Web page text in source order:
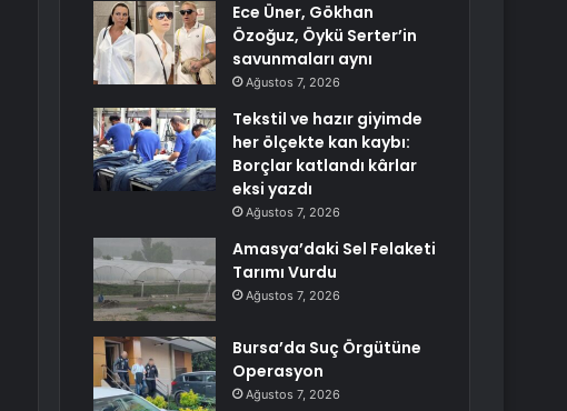
Ece Üner, Gökhan
Özoğuz, Öykü Serter’in
savunmaları aynı
Ağustos 7, 2026
Tekstil ve hazır giyimde
her ölçekte kan kaybı:
Borçlar katlandı kârlar
eksi yazdı
Ağustos 7, 2026
Amasya’daki Sel Felaketi
Tarımı Vurdu
Ağustos 7, 2026
Bursa’da Suç Örgütüne
Operasyon
Ağustos 7, 2026